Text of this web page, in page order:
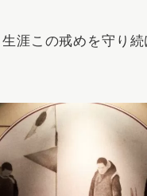
涯この戒めを守り